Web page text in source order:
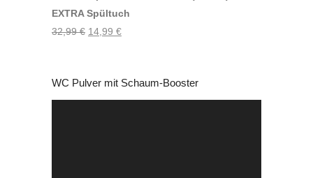
EXTRA Spültuch
32,99€ Ursprünglicher
32,99 €
14,99 €Aktueller
14,99 €.
WC Pulver mit Schaum-Booster